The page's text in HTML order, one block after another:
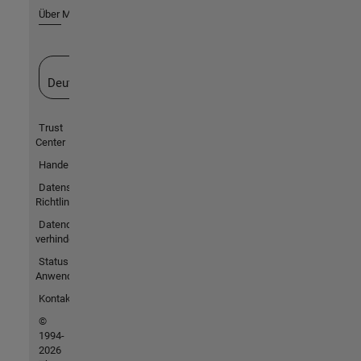
Über MathWorks
Deutschland
Trust
Center
Handelsmarken
Datenschutz-
Richtlinien
Datendiebstahl
verhindern
Status von
Anwendungen
Kontakt
©
1994-
2026